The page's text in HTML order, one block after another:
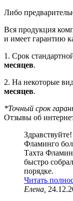
Либо
Вся продукция
и имеет гарантию
1. Срок
месяцев.
2. На некоторые
месяцев.
*Точный срок
Отзывы об
Фламинго
Тахта
быстро
порядке.
Читать
Елена,